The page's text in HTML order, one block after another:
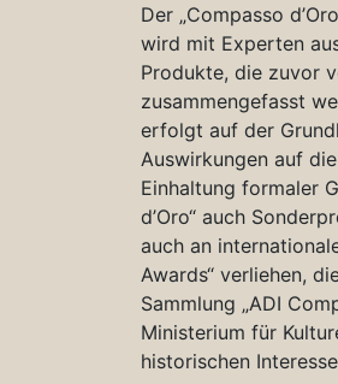
Der „Compasso
wird mit Experten
Produkte, die zuvor
zusammengefasst
erfolgt auf der
Auswirkungen auf
Einhaltung formaler
d’Oro“ auch
auch an
Awards“ verliehen,
Sammlung „ADI
Ministerium für
historischen